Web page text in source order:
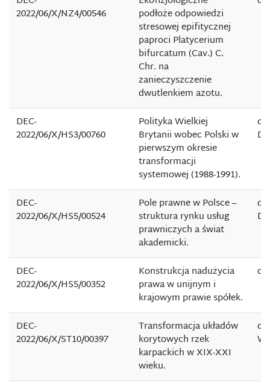
2022/06/X/NZ4/00546
podłoże odpowiedzi
stresowej epifitycznej
paproci Platycerium
bifurcatum (Cav.) C.
Chr. na
zanieczyszczenie
dwutlenkiem azotu.
DEC-
2022/06/X/HS3/00760
Polityka Wielkiej
Brytanii wobec Polski w
pierwszym okresie
transformacji
systemowej (1988-1991).
dr
DEC-
2022/06/X/HS5/00524
Pole prawne w Polsce –
struktura rynku usług
prawniczych a świat
akademicki.
dr
DEC-
2022/06/X/HS5/00352
Konstrukcja nadużycia
prawa w unijnym i
krajowym prawie spółek.
dr
DEC-
2022/06/X/ST10/00397
Transformacja układów
korytowych rzek
karpackich w XIX-XXI
wieku.
dr